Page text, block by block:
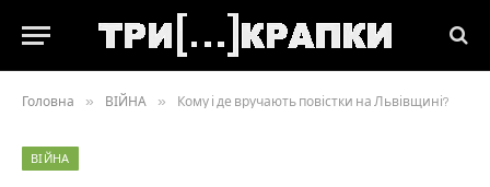
Головна » ВІЙНА » Кому і де вручають повістки на Львівщині?
ВІЙНА